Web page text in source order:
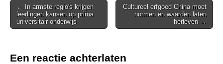
Post
navigation
← In armste regio's krijgen
leerlingen kansen op prima
universitair onderwijs
Cultureel erfgoed China moet
normen en waarden laten
herleven →
Een reactie achterlaten